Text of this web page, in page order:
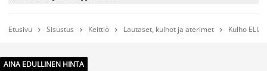
Etusivu  Sisustus  Keittiö  Lautaset, kulhot ja aterimet  Kulho
AINA EDULLINEN HINTA